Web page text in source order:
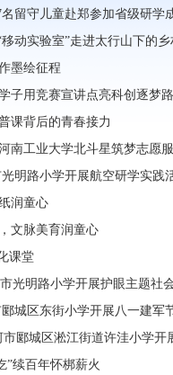
留守儿童赴郑参加省级研学
动实验室”走进太行山下的乡
墨绘征程
子用竞赛宣讲点亮科创逐梦路
课背后的青春接力
工业大学北斗星筑梦志愿
明路小学开展航空研学实践
润童心
文脉美育润童心
课堂
光明路小学开展护眼主题社
城区东街小学开展八一建军
郾城区淞江街道许洼小学开
”续百年怀梆薪火